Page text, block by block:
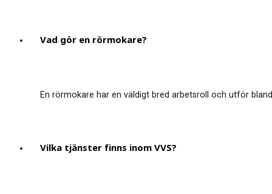
Vad gör en rörmokare?
En rörmokare har en väldigt bred arbetsroll och utför
Vilka tjänster finns inom VVS?